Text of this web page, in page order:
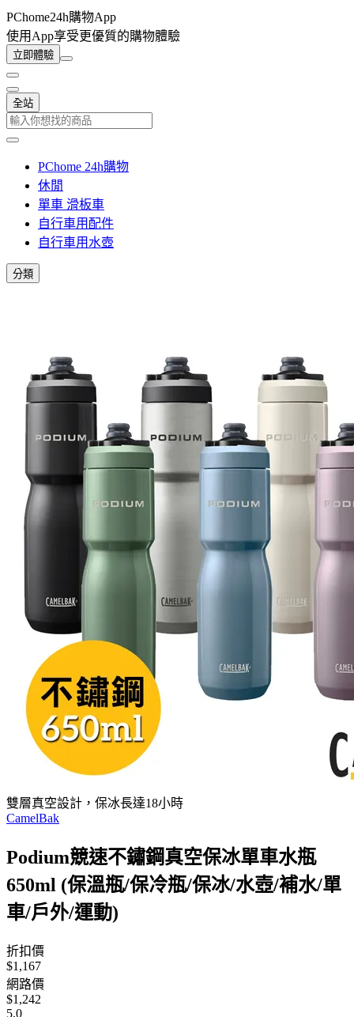
PChome24h購物App
使用App享受更優質的購物體驗
立即體驗
全站
PChome 24h購物
休閒
單車 滑板車
自行車用配件
自行車用水壺
分類
雙層真空設計，保冰長達18小時
CamelBak
Podium競速不鏽鋼真空保冰單車水瓶
650ml (保溫瓶/保冷瓶/保冰/水壺/補水/單
車/戶外/運動)
折扣價
$1,167
網路價
$1,242
5.0